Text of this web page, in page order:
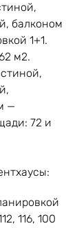
балконом
1+1.
м2.
—
72 и
116, 100